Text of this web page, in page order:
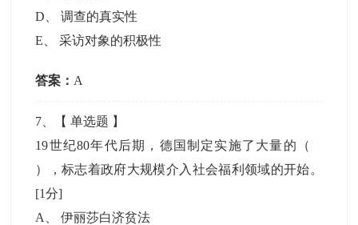
D 、调查的真实性
E 、采访对象的积极性
答案： A
7 、【单选题 】
19世纪80年代后期，德国制定实施了大量的（
），标志着政府大规模介入社会福利领域的开始。
[1分]
A
、伊丽莎白济贫法